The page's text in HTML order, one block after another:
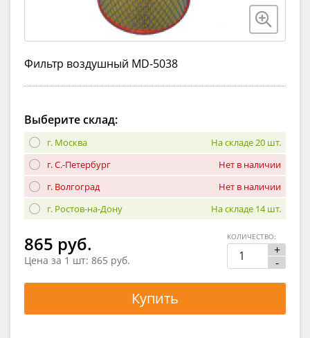
Фильтр воздушный MD-5038
Выберите склад:
г. Москва
На складе 20 шт.
г. С.-Петербург
Нет в наличии
г. Волгоград
Нет в наличии
г. Ростов-на-Дону
На складе 14 шт.
865 руб.
Цена за 1 шт: 865 руб.
+
-
КОЛИЧЕСТВО:
Купить